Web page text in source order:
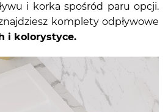
i korka spośród paru opcji.
komplety odpływowe
i kolorystyce.